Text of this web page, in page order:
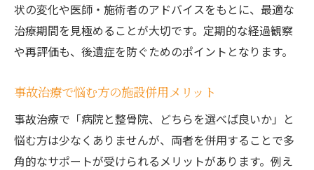
状の変化や医師・施術者のアドバイスをもとに、最適な
治療期間を見極めることが大切です。定期的な経過観察
や再評価も、後遺症を防ぐためのポイントとなります。
事故治療で悩む方の施設併用メリット
事故治療で「病院と整骨院、どちらを選べば良いか」と
悩む方は少なくありませんが、両者を併用することで多
角的なサポートが受けられるメリットがあります。例え